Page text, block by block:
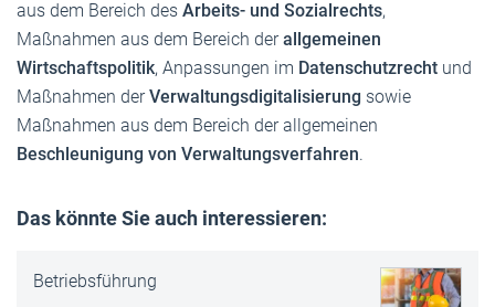
aus dem Bereich des Arbeits- und Sozialrechts,
Maßnahmen aus dem Bereich derallgemeinen
Wirtschaftspolitik, Anpassungen im Datenschutzrecht und
Maßnahmen derVerwaltungsdigitalisierung sowie
Maßnahmen aus dem Bereich der allgemeinen
Beschleunigung von Verwaltungsverfahren.
Das könnte Sie auch interessieren:
Betriebsführung